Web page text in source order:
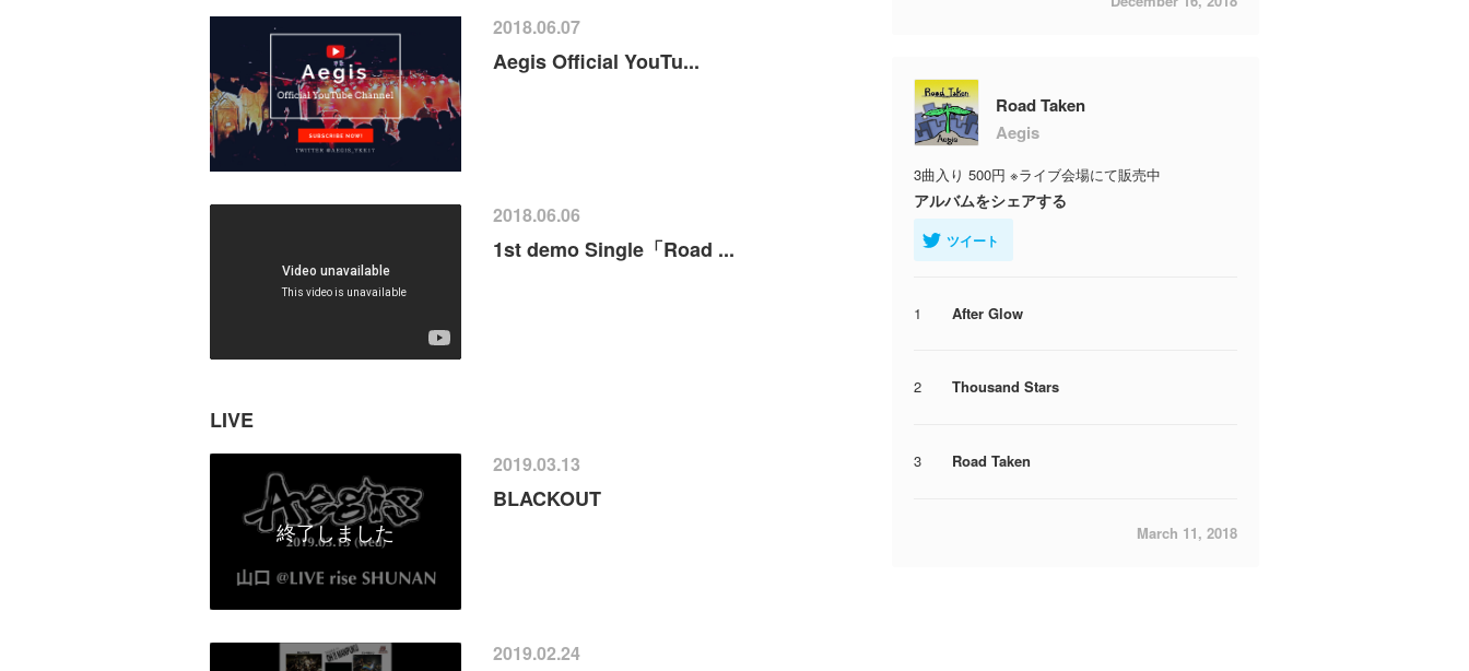
2018.06.07
Aegis Official YouTu...
2018.06.06
1st demo Single「Road ...
LIVE
終了しました
2019.03.13
BLACKOUT
2019.02.24
Road Taken
Aegis
3曲入り 500円 ※ライブ会場にて販売中
アルバムをシェアする
ツイート
1 After Glow
2 Thousand Stars
3 Road Taken
March 11, 2018